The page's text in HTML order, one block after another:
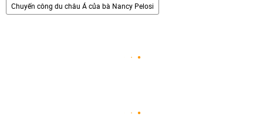
Chuyến công du châu Á của bà Nancy Pelosi